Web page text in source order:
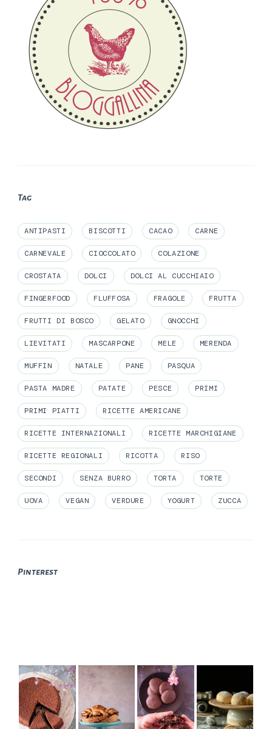
Tag
ANTIPASTI BISCOTTI CACAO CARNE
CARNEVALE CIOCCOLATO COLAZIONE
CROSTATA DOLCI DOLCI AL CUCCHIAIO
FINGERFOOD FLUFFOSA FRAGOLE FRUTTA
FRUTTI DI BOSCO GELATO GNOCCHI
LIEVITATI MASCARPONE MELE MERENDA
MUFFIN NATALE PANE PASQUA
PASTA MADRE PATATE PESCE PRIMI
PRIMI PIATTI RICETTE AMERICANE
RICETTE INTERNAZIONALI RICETTE MARCHIGIANE
RICETTE REGIONALI RICOTTA RISO
SECONDI SENZA BURRO TORTA TORTE
UOVA VEGAN VERDURE YOGURT ZUCCA
Pinterest